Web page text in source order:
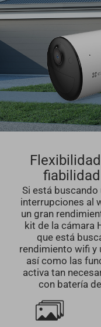
Si está buscando
interrupciones al
un gran
kit de la cámara
que está
rendimiento wifi y
así como las
activa tan
con batería